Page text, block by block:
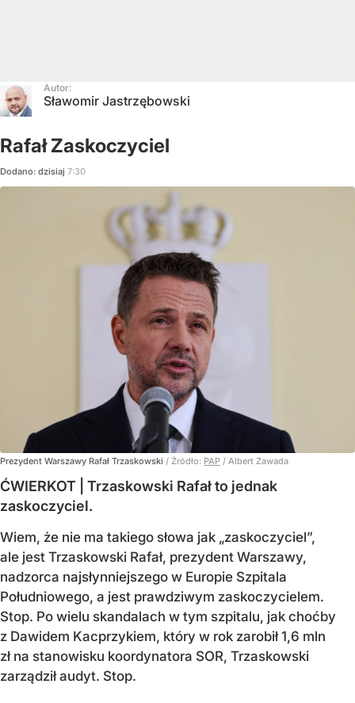
Autor:
Sławomir Jastrzębowski
Rafał Zaskoczyciel
Dodano: dzisiaj 7:30
Prezydent Warszawy Rafał Trzaskowski / Źródło: PAP / Albert Zawada
ĆWIERKOT | Trzaskowski Rafał to jednak
zaskoczyciel.
Wiem, że nie ma takiego słowa jak „zaskoczyciel”,
ale jest Trzaskowski Rafał, prezydent Warszawy,
nadzorca najsłynniejszego w Europie Szpitala
Południowego, a jest prawdziwym zaskoczycielem.
Stop. Po wielu skandalach w tym szpitalu, jak choćby
z Dawidem Kacprzykiem, który w rok zarobił 1,6 mln
zł na stanowisku koordynatora SOR, Trzaskowski
zarządził audyt. Stop.